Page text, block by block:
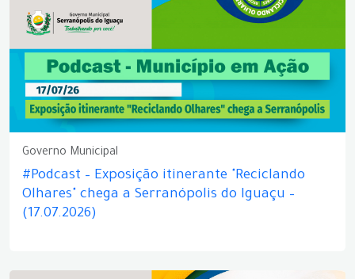
Governo Municipal
#Podcast – Exposição itinerante "Reciclando
Olhares" chega a Serranópolis do Iguaçu –
(17.07.2026)